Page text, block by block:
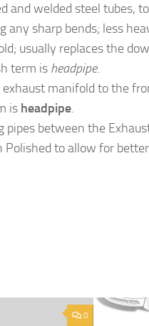
and welded steel tubes,
sharp bends; less
usually replaces the
term is headpipe.
manifold to the
is headpipe.
pipes between the
Polished to allow for
0